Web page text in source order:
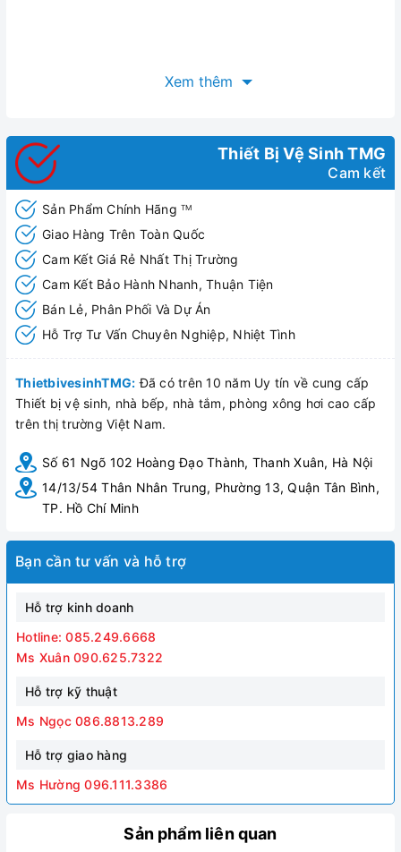
Xem thêm
Thiết Bị Vệ Sinh TMG
Cam kết
Sản Phẩm Chính Hãng TM
Giao Hàng Trên Toàn Quốc
Cam Kết Giá Rẻ Nhất Thị Trường
Cam Kết Bảo Hành Nhanh, Thuận Tiện
Bán Lẻ, Phân Phối Và Dự Án
Hỗ Trợ Tư Vấn Chuyên Nghiệp, Nhiệt Tình
ThietbivesinhTMG: Đã có trên 10 năm Uy tín về cung cấp
Thiết bị vệ sinh, nhà bếp, nhà tắm, phòng xông hơi cao cấp
trên thị trường Việt Nam.
Số 61 Ngõ 102 Hoàng Đạo Thành, Thanh Xuân, Hà Nội
14/13/54 Thân Nhân Trung, Phường 13, Quận Tân Bình,
TP. Hồ Chí Minh
Bạn cần tư vấn và hỗ trợ
Hỗ trợ kinh doanh
Hotline: 085.249.6668
Ms Xuân 090.625.7322
Hỗ trợ kỹ thuật
Ms Ngọc 086.8813.289
Hỗ trợ giao hàng
Ms Hường 096.111.3386
Sản phẩm liên quan